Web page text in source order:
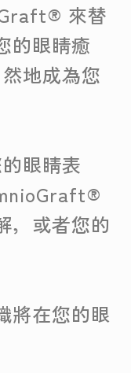
來替
的眼睛癒
地成為您
眼睛表
，或者您的
將在您的眼